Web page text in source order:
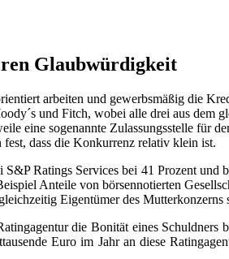
Glaubwürdigkeit
arbeiten und gewerbsmäßig die
und Fitch, wobei alle drei aus
eine sogenannte Zulassungsstelle
dass die Konkurrenz relativ klein ist.
Ratings Services bei 41 Prozent
Anteile von börsennotierten
Eigentümer des Mutterkonzerns
die Bonität eines
Euro im Jahr an diese